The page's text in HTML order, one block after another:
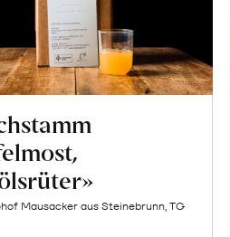
Mausacker aus Steinebrunn, TG